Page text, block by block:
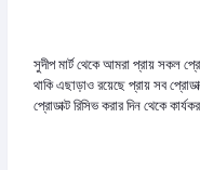
সুদীপ মার্ট থেকে আমরা প্রায় সকল
থাকি এছাড়াও রয়েছে প্রায় সব
প্রোডাক্ট রিসিভ করার দিন থেকে